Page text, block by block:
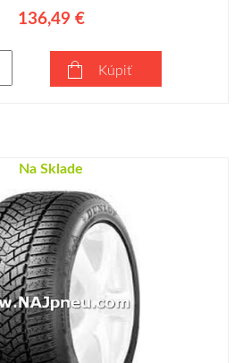
136,49 €
Kúpiť
Na Sklade